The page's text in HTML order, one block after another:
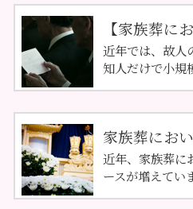
【家族葬に
近年では、故人
知人だけで小規
家族葬にお
近年、家族葬に
ースが増えてい